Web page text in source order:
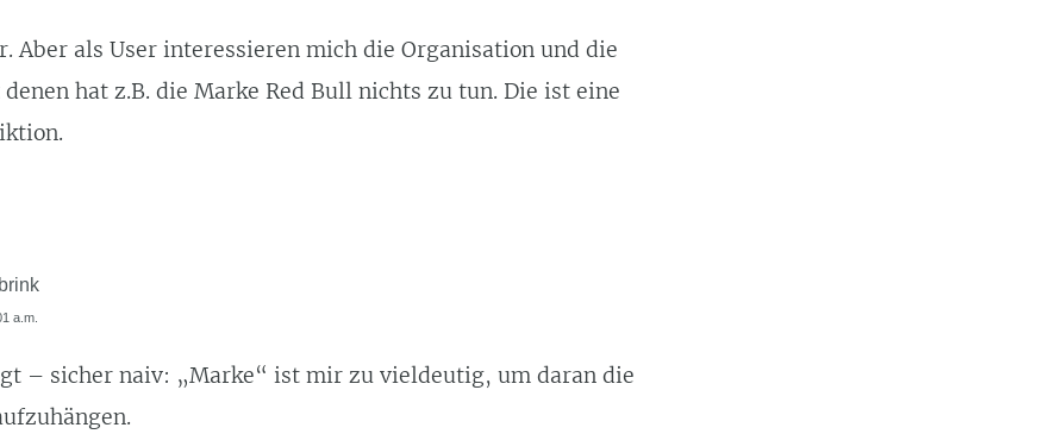
Aber als User interessieren mich die Organisation und die
hat z.B. die Marke Red Bull nichts zu tun. Die ist eine
a.m.
– sicher naiv: „Marke“ ist mir zu vieldeutig, um daran die